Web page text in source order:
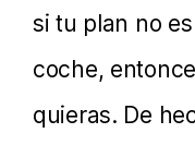
si tu plan no
coche,
quieras. De